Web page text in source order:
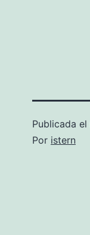
Publicada el
Por istern